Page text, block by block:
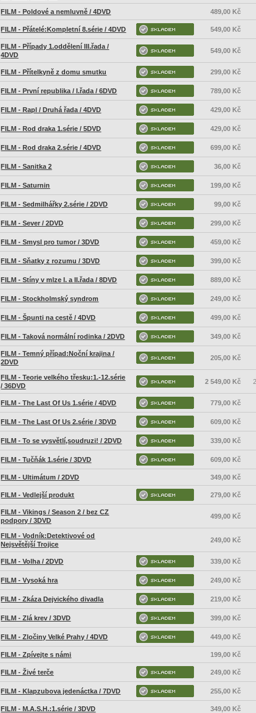
FILM - Poldové a nemluvně / 4DVD 489,00 Kč
FILM - Přátelé:Kompletní 8.série / 4DVD 549,00 Kč
FILM - Případy 1.oddělení III.řada /
4DVD
549,00 Kč
FILM - Přítelkyně z domu smutku 299,00 Kč
FILM - První republika / I.řada / 6DVD 789,00 Kč
FILM - Rapl / Druhá řada / 4DVD 429,00 Kč
FILM - Rod draka 1.série / 5DVD 429,00 Kč
FILM - Rod draka 2.série / 4DVD 699,00 Kč
FILM - Sanitka 2 36,00 Kč
FILM - Saturnin 199,00 Kč
FILM - Sedmilhářky 2.série / 2DVD 99,00 Kč
FILM - Sever / 2DVD 299,00 Kč
FILM - Smysl pro tumor / 3DVD 459,00 Kč
FILM - Sňatky z rozumu / 3DVD 399,00 Kč
FILM - Stíny v mlze I. a II.řada / 8DVD 889,00 Kč
FILM - Stockholmský syndrom 249,00 Kč
FILM - Špunti na cestě / 4DVD 499,00 Kč
FILM - Taková normální rodinka / 2DVD 349,00 Kč
FILM - Temný případ:Noční krajina /
2DVD
205,00 Kč
FILM - Teorie velkého třesku:1.-12.série
/ 36DVD
2 549,00 Kč
FILM - The Last Of Us 1.série / 4DVD 779,00 Kč
FILM - The Last Of Us 2.série / 3DVD 609,00 Kč
FILM - To se vysvětlí,soudruzi! / 2DVD 339,00 Kč
FILM - Tučňák 1.série / 3DVD 609,00 Kč
FILM - Ultimátum / 2DVD 349,00 Kč
FILM - Vedlejší produkt 279,00 Kč
FILM - Vikings / Season 2 / bez CZ
podpory / 3DVD
499,00 Kč
FILM - Vodník:Detektivové od
Nejsvětější Trojice
249,00 Kč
FILM - Volha / 2DVD 339,00 Kč
FILM - Vysoká hra 249,00 Kč
FILM - Zkáza Dejvického divadla 219,00 Kč
FILM - Zlá krev / 3DVD 399,00 Kč
FILM - Zločiny Velké Prahy / 4DVD 449,00 Kč
FILM - Zpívejte s námi 199,00 Kč
FILM - Živé terče 249,00 Kč
FILM - Klapzubova jedenáctka / 7DVD 255,00 Kč
FILM - M.A.S.H.:1.série / 3DVD 349,00 Kč